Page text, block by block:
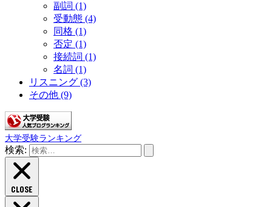
副詞 (1)
受動態 (4)
同格 (1)
否定 (1)
接続詞 (1)
名詞 (1)
リスニング (3)
その他 (9)
大学受験ランキング
検索:
CLOSE